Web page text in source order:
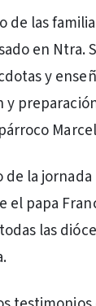
de las
en Ntra.
y
y
de la
el papa
las